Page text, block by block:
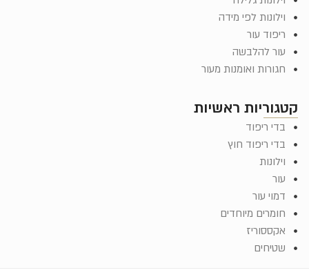
קטגוריות ראשיות
בדי ריפוד
בדי ריפוד חוץ
וילונות
עור
דמוי עור
חומרים מיוחדים
אקססוריז
שטיחים
וילונות לפי מידה
ריפוד עור
עור להלבשה
חגורות ואומנות מעור